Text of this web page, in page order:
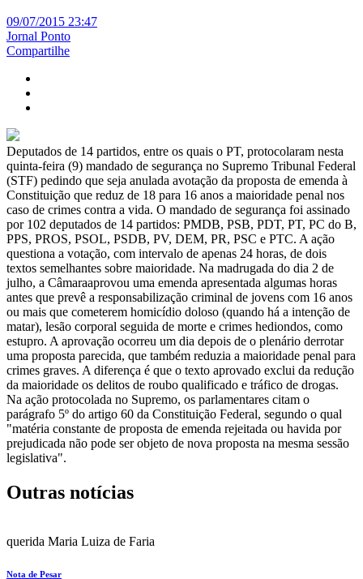
09/07/2015 23:47
Jornal Ponto
Compartilhe
Deputados de 14 partidos, entre os quais o PT, protocolaram nesta
quinta-feira (9) mandado de segurança no Supremo Tribunal Federal
(STF) pedindo que seja anulada avotação da proposta de emenda à
Constituição que reduz de 18 para 16 anos a maioridade penal nos
caso de crimes contra a vida. O mandado de segurança foi assinado
por 102 deputados de 14 partidos: PMDB, PSB, PDT, PT, PC do B,
PPS, PROS, PSOL, PSDB, PV, DEM, PR, PSC e PTC. A ação
questiona a votação, com intervalo de apenas 24 horas, de dois
textos semelhantes sobre maioridade. Na madrugada do dia 2 de
julho, a Câmaraaprovou uma emenda apresentada algumas horas
antes que prevê a responsabilização criminal de jovens com 16 anos
ou mais que cometerem homicídio doloso (quando há a intenção de
matar), lesão corporal seguida de morte e crimes hediondos, como
estupro. A aprovação ocorreu um dia depois de o plenário derrotar
uma proposta parecida, que também reduzia a maioridade penal para
crimes graves. A diferença é que o texto aprovado exclui da redução
da maioridade os delitos de roubo qualificado e tráfico de drogas.
Na ação protocolada no Supremo, os parlamentares citam o
parágrafo 5º do artigo 60 da Constituição Federal, segundo o qual
"matéria constante de proposta de emenda rejeitada ou havida por
prejudicada não pode ser objeto de nova proposta na mesma sessão
legislativa".
Outras notícias
querida Maria Luiza de Faria
Nota de Pesar